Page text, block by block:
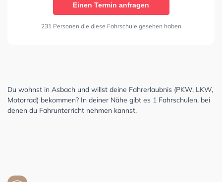
Einen Termin anfragen
231 Personen die diese Fahrschule gesehen haben
Du wohnst in Asbach und willst deine Fahrerlaubnis (PKW, LKW,
Motorrad) bekommen? In deiner Nähe gibt es 1 Fahrschulen, bei
denen du Fahrunterricht nehmen kannst.